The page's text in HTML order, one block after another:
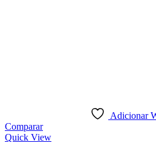
Adicionar
Comparar
Quick View